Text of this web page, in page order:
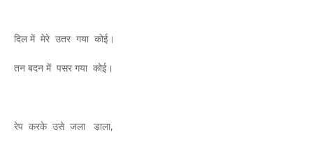
दिल में मेरे उतर गया कोई।
तन बदन में पसर गया कोई।
रेप करके उसे जला डाला,